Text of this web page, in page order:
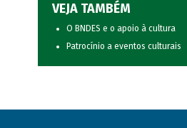
VEJA TAMBÉM
O BNDES e o apoio à cultura
Patrocínio a eventos culturais